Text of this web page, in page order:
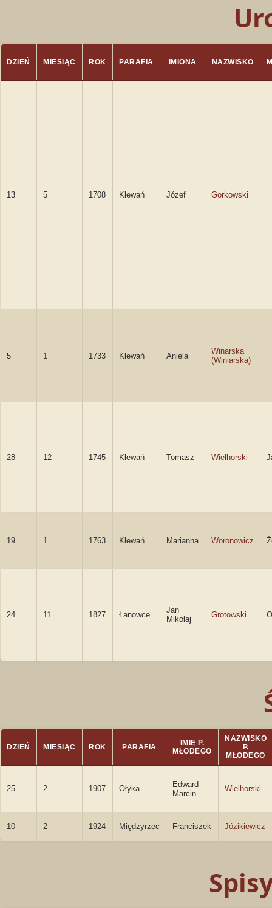
DZIEŃ MIESIĄC ROK PARAFIA IMIONA NAZWISKO
13 5 1708 Klewań Józef Gorkowski
5 1 1733 Klewań Aniela
Winarska
(Winiarska)
28 12 1745 Klewań Tomasz Wielhorski
19 1 1763 Klewań Marianna Woronowicz
24 11 1827 Łanowce
Jan
Mikołaj
Grotowski
DZIEŃ MIESIĄC ROK PARAFIA
IMIĘ P.
MŁODEGO
NAZWISKO
P.
MŁODEGO
25 2 1907 Ołyka
Edward
Marcin
Wielhorski
10 2 1924 Międzyrzec Franciszek Józikiewicz